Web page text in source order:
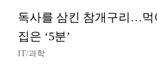
독사를 삼킨 참개구리…먹
집은 ‘5분’
IT/과학